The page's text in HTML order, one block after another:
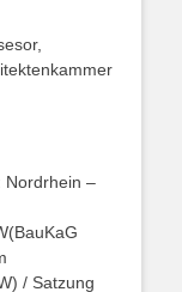
Nordrhein –
/ Satzung